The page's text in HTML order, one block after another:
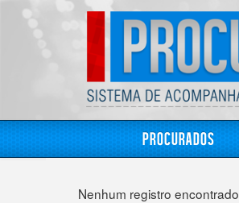
Procurados
Nenhum registro encontrado